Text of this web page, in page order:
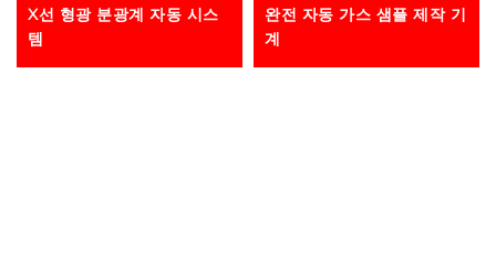
X선 형광 분광계 자동 시스
템
완전 자동 가스 샘플 제작 기
계